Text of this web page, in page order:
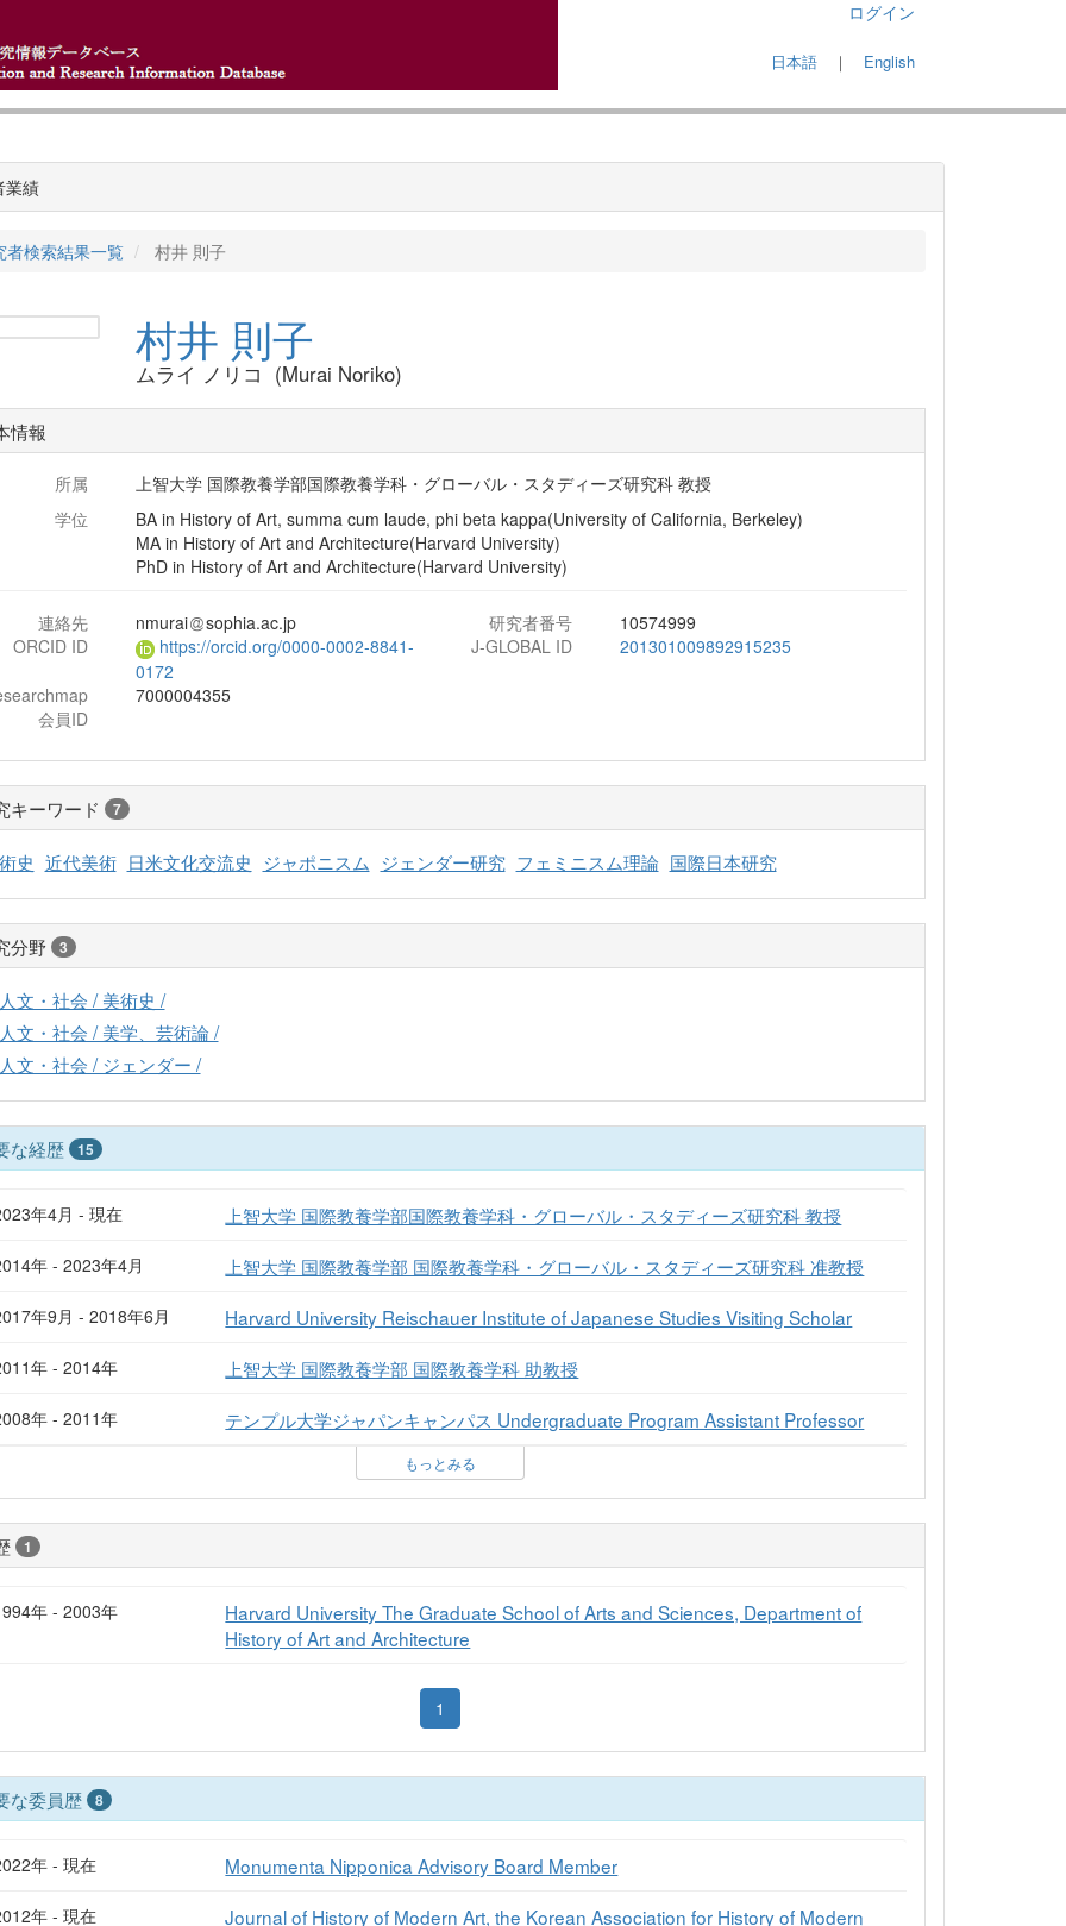
ログイン
日本語 ｜ English
業績
者検索結果一覧 村井 則子
村井 則子
ムライ ノリコ (Murai Noriko)
情報
所属
上智大学 国際教養学部国際教養学科・グローバル・スタディーズ研究科 教授
学位
BA in History of Art, summa cum laude, phi beta kappa(University of California, Berkeley)
MA in History of Art and Architecture(Harvard University)
PhD in History of Art and Architecture(Harvard University)
連絡先 nmurai sophia.ac.jp 研究者番号
10574999
ORCID ID
https://orcid.org/0000-0002-8841-
0172
J-GLOBAL ID 201301009892915235
会員ID
7000004355
キーワード 7
史 近代美術 日米文化交流史 ジャポニスム ジェンダー研究 フェミニスム理論 国際日本研究
分野 3
文・社会 / 美術史 /
文・社会 / 美学、芸術論 /
文・社会 / ジェンダー /
な経歴 15
年4月 - 現在 上智大学 国際教養学部国際教養学科・グローバル・スタディーズ研究科 教授
年 - 2023年4月 上智大学 国際教養学部 国際教養学科・グローバル・スタディーズ研究科 准教授
年9月 - 2018年6月 Harvard University Reischauer Institute of Japanese Studies Visiting Scholar
年 - 2014年 上智大学 国際教養学部 国際教養学科 助教授
年 - 2011年 テンプル大学ジャパンキャンパス Undergraduate Program Assistant Professor
もっとみる
1
年 - 2003年
Harvard University The Graduate School of Arts and Sciences, Department of
History of Art and Architecture
1
な委員歴 8
年 - 現在 Monumenta Nipponica Advisory Board Member
年 - 現在
Journal of History of Modern Art, the Korean Association for History of Modern